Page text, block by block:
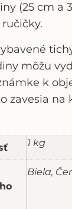
(25 cm a
môžu
k
zavesia na
1 kg
Biela,